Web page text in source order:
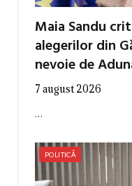
Maia Sandu
alegerilor din
nevoie de
7 august 2026
…
POLITICĂ